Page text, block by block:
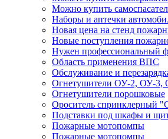
Можно купить
Наборы и аптечки
Новая цена на стенд
Новые поступления
Нужен профессиональный
Область применения ВПС
Обслуживание и
Огнетушители ОУ-2, ОУ-
Огнетушители порошковые
Ороситель спринклерный
Подставки под шкафы и
Пожарные мотопомпы
Пожарные мотопомпы